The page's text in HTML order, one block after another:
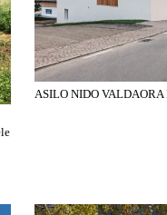
ASILO NIDO